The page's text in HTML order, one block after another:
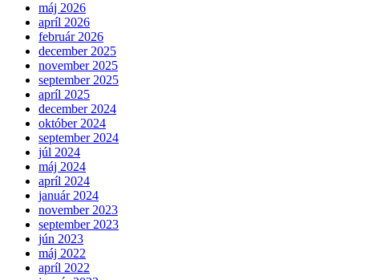
máj 2026
apríl 2026
február 2026
december 2025
november 2025
september 2025
apríl 2025
december 2024
október 2024
september 2024
júl 2024
máj 2024
apríl 2024
január 2024
november 2023
september 2023
jún 2023
máj 2022
apríl 2022